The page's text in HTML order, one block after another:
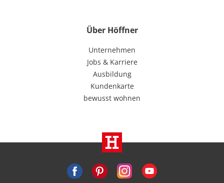
Über Höffner
Unternehmen
Jobs & Karriere
Ausbildung
Kundenkarte
bewusst wohnen